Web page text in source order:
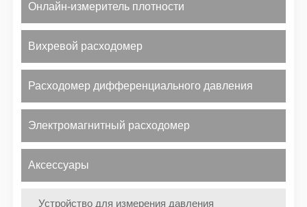
Онлайн-измеритель плотности
Вихревой расходомер
Расходомер дифференциального давления
Электромагнитный расходомер
Аксессуары
Устройство для измерения давления